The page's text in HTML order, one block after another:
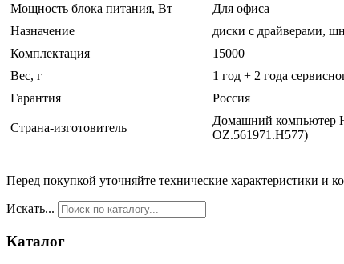
Мощность блока питания, Вт
Для офиса
Назначение
диски с драйверами,
Комплектация
15000
Вес, г
1 год + 2 года
Гарантия
Россия
Страна-изготовитель
Домашний компьютер
OZ.561971.H577)
Перед покупкой уточняйте технические характеристики и
Искать...
Каталог